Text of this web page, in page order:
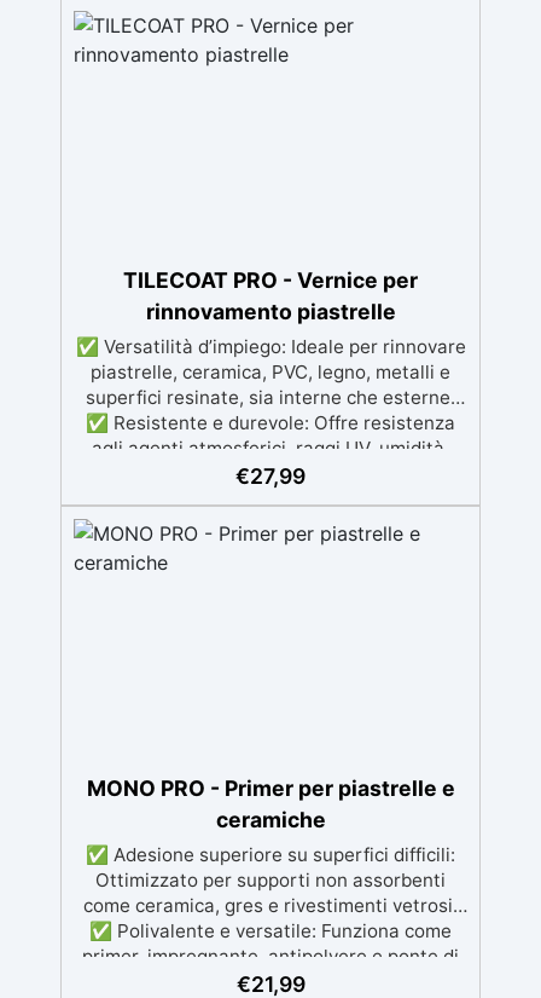
lavorare, con bassa viscosità per ridurre le
bolle Ideale per gioielli, piccole colate,
decorazioni e prototipazione rapida.
TILECOAT PRO - Vernice per
rinnovamento piastrelle
✅ Versatilità d’impiego: Ideale per rinnovare
piastrelle, ceramica, PVC, legno, metalli e
superfici resinate, sia interne che esterne.
✅ Resistente e durevole: Offre resistenza
agli agenti atmosferici, raggi UV, umidità,
abrasione e detergenti aggressivi. ✅
Disponibile in colori RAL e NCS su richiesta,
con una finitura traspirante e resistente. ✅
Facile applicazione e manutenzione:
€27,99
MONO PRO - Primer per piastrelle e
ceramiche
✅ Adesione superiore su superfici difficili:
Ottimizzato per supporti non assorbenti
come ceramica, gres e rivestimenti vetrosi.
✅ Polivalente e versatile: Funziona come
primer, impregnante, antipolvere e ponte di
adesione per superfici minerali e
€21,99